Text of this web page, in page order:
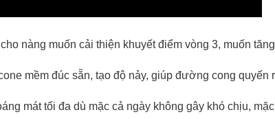
nàng muốn cải thiện khuyết điểm vòng 3, muốn
mềm đúc sẵn, tạo độ nảy, giúp đường cong quyến
mát tối đa dù mặc cả ngày không gây khó chịu,